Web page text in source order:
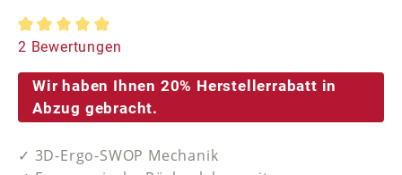
Durchschnittliche Bewertung von 5 von 5 Sternen
2 Bewertungen
Wir haben Ihnen 20% Herstellerrabatt in
Abzug gebracht.
✓ 3D-Ergo-SWOP Mechanik